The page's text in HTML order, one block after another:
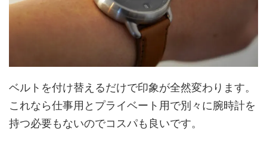
ベルトを付け替えるだけで印象が全然変わります。
これなら仕事用とプライベート用で別々に腕時計を
持つ必要もないのでコスパも良いです。